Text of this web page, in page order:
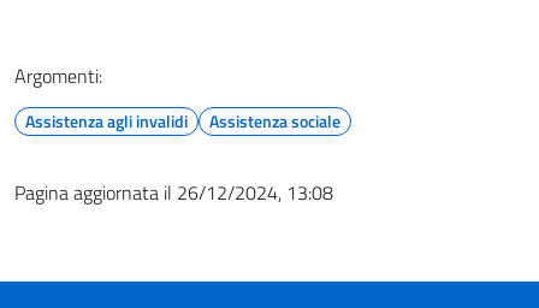
Argomenti:
Assistenza agli invalidi Assistenza sociale
Pagina aggiornata il 26/12/2024, 13:08